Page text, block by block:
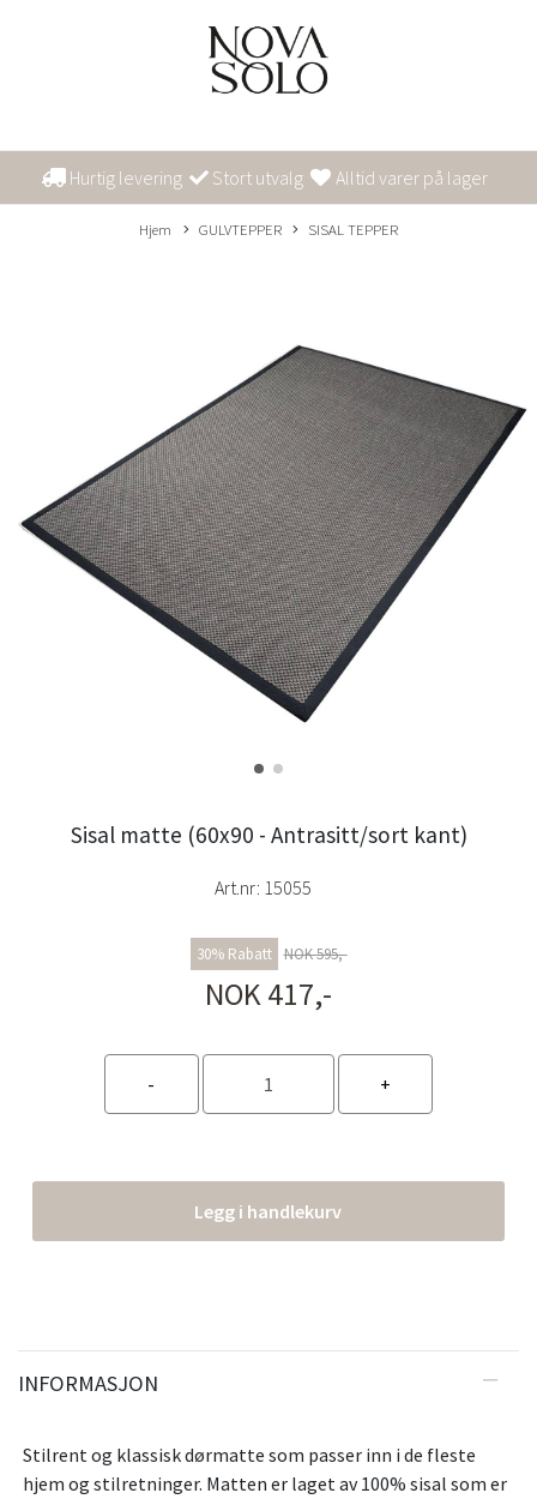
Hurtig levering Stort utvalg Alltid varer på lager
Hjem GULVTEPPER SISAL TEPPER
Sisal matte (60x90 - Antrasitt/sort kant)
Art.nr: 15055
30% Rabatt NOK 595,-
NOK 417,-
Legg i handlekurv
INFORMASJON
Stilrent og klassisk dørmatte som passer inn i de fleste
hjem og stilretninger. Matten er laget av 100% sisal som er